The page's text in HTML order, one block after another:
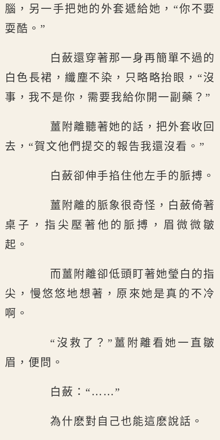
腦，另一手把她的外套遞給她，“你不要
耍酷。”
白蘞還穿著那一身再簡單不過的
白色長裙，纖塵不染，只略略抬眼，“沒
事，我不是你，需要我給你開一副藥？”
薑附離聽著她的話，把外套收回
去，“賀文他們提交的報告我還沒看。”
白蘞卻伸手掐住他左手的脈搏。
薑附離的脈象很奇怪，白蘞倚著
桌子，指尖壓著他的脈搏，眉微微皺
起。
而薑附離卻低頭盯著她瑩白的指
尖，慢悠悠地想著，原來她是真的不冷
啊。
“沒救了？”薑附離看她一直皺
眉，便問。
白蘞：“……”
為什麽對自己也能這麽說話。